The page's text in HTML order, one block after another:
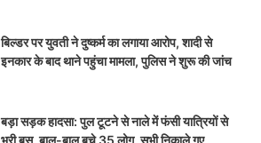
बिल्डर पर युवती ने दुष्कर्म का लगाया आरोप, शादी से
इनकार के बाद थाने पहुंचा मामला, पुलिस ने शुरू की जांच
बड़ा सड़क हादसा: पुल टूटने से नाले में फंसी यात्रियों से
भरी बस, बाल-बाल बचे 35 लोग, सभी निकाले गए